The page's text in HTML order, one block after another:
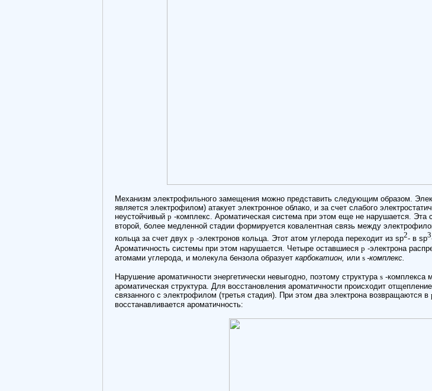
Механизм электрофильного замещения можно представить следующим образом.
является электрофилом) атакует электронное облако, и за счет слабого
неустойчивый p -комплекс. Ароматическая система при этом еще не нарушается. Эта
второй, более медленной стадии формируется ковалентная связь между
кольца за счет двух p -электронов кольца. Этот атом углерода переходит из sр2- в sр3
Ароматичность системы при этом нарушается. Четыре оставшиеся p -электрона
атомами углерода, и молекула бензола образует карбокатион, или s -комплекс.
Нарушение ароматичности энергетически невыгодно, поэтому структура s -комплекса
ароматическая структура. Для восстановления ароматичности происходит
связанного с электрофилом (третья стадия). При этом два электрона возвращаются в
восстанавливается ароматичность: